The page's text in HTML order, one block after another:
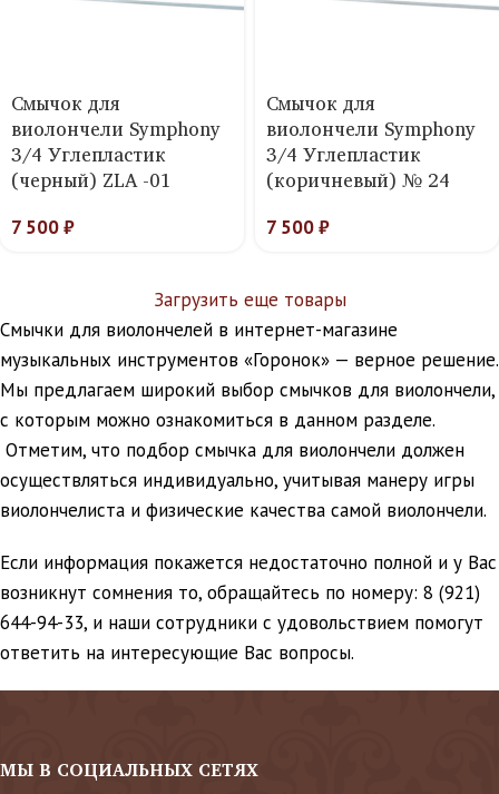
Смычок для
виолончели Symphony
3/4 Углепластик
(черный) ZLA -01
7 500₽
Смычок для
виолончели Symphony
3/4 Углепластик
(коричневый) № 24
7 500₽
Загрузить еще товары
Смычки для виолончелей в интернет-магазине
музыкальных инструментов «Горонок» — верное решение.
Мы предлагаем широкий выбор смычков для виолончели,
с которым можно ознакомиться в данном разделе.
Отметим, что подбор смычка для виолончели должен
осуществляться индивидуально, учитывая манеру игры
виолончелиста и физические качества самой виолончели.
Если информация покажется недостаточно полной и у Вас
возникнут сомнения то, обращайтесь по номеру: 8 (921)
644-94-33, и наши сотрудники с удовольствием помогут
ответить на интересующие Вас вопросы.
МЫ В СОЦИАЛЬНЫХ СЕТЯХ